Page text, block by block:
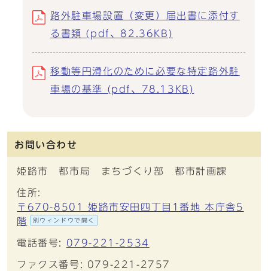
路外駐車場設置（変更）届出書に添付す
る書類 (pdf、82.36KB)
移動等円滑化のために必要な特定路外駐
車場の基準 (pdf、78.13KB)
お問い合わせ
姫路市 都市局 まちづくり部 都市計画課
住所:
〒670-8501 姫路市安田四丁目1番地 本庁舎5
階
別ウィンドウで開く
電話番号: 079-221-2534
ファクス番号: 079-221-2757